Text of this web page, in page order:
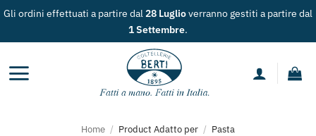
Salta
Gli ordini effettuati a partire dal28 Luglioverranno gestiti a partire dal
1 Settembre.
Home / Product Adatto per / Pasta